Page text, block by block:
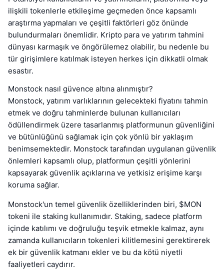
ilişkili tokenlerle etkileşime geçmeden önce kapsamlı
araştırma yapmaları ve çeşitli faktörleri göz önünde
bulundurmaları önemlidir. Kripto para ve yatırım tahmini
dünyası karmaşık ve öngörülemez olabilir, bu nedenle bu
tür girişimlere katılmak isteyen herkes için dikkatli olmak
esastır.
Monstock nasıl güvence altına alınmıştır?
Monstock, yatırım varlıklarının gelecekteki fiyatını tahmin
etmek ve doğru tahminlerde bulunan kullanıcıları
ödüllendirmek üzere tasarlanmış platformunun güvenliğini
ve bütünlüğünü sağlamak için çok yönlü bir yaklaşım
benimsemektedir. Monstock tarafından uygulanan güvenlik
önlemleri kapsamlı olup, platformun çeşitli yönlerini
kapsayarak güvenlik açıklarına ve yetkisiz erişime karşı
koruma sağlar.
Monstock'un temel güvenlik özelliklerinden biri, $MON
tokeni ile staking kullanımıdır. Staking, sadece platform
içinde katılımı ve doğruluğu teşvik etmekle kalmaz, aynı
zamanda kullanıcıların tokenleri kilitlemesini gerektirerek
ek bir güvenlik katmanı ekler ve bu da kötü niyetli
faaliyetleri caydırır.